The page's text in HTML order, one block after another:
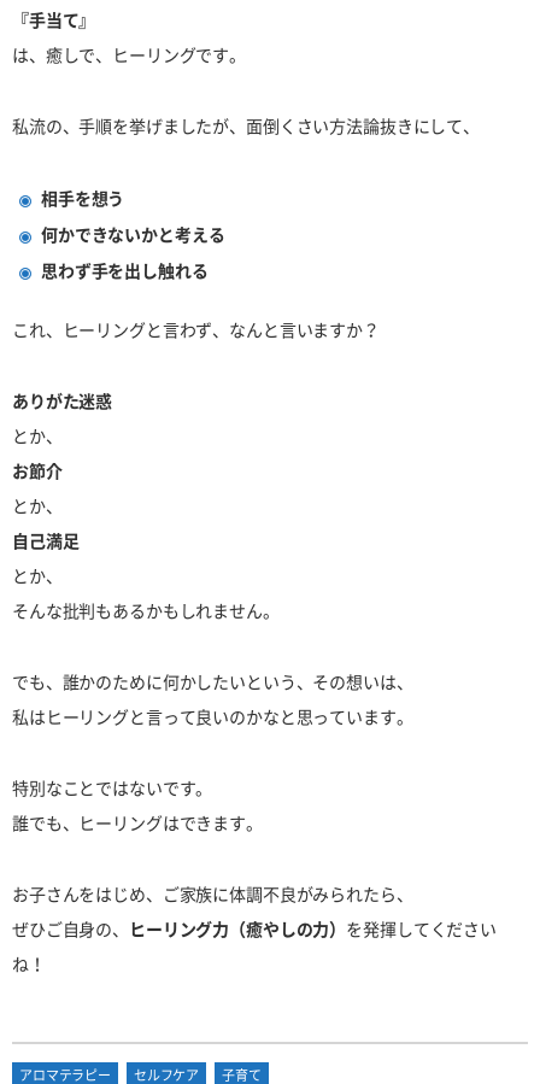
『手当て』
は、癒しで、ヒーリングです。
私流の、手順を挙げましたが、面倒くさい方法論抜きにして、
相手を想う
何かできないかと考える
思わず手を出し触れる
これ、ヒーリングと言わず、なんと言いますか？
ありがた迷惑
とか、
お節介
とか、
自己満足
とか、
そんな批判もあるかもしれません。
でも、誰かのために何かしたいという、その想いは、
私はヒーリングと言って良いのかなと思っています。
特別なことではないです。
誰でも、ヒーリングはできます。
お子さんをはじめ、ご家族に体調不良がみられたら、
ぜひご自身の、 ヒーリング力（癒やしの力） を発揮してください
ね！
アロマテラピー セルフケア 子育て